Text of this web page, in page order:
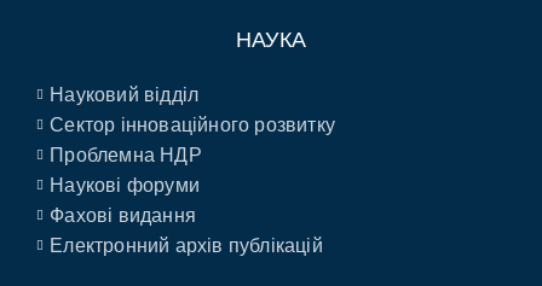
НАУКА
Науковий відділ
Сектор інноваційного розвитку
Проблемна НДР
Наукові форуми
Фахові видання
Електронний архів публікацій